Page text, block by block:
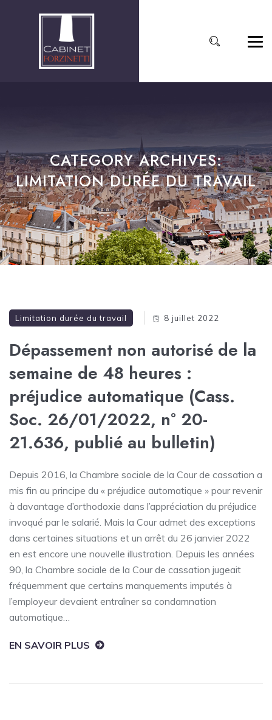
CATEGORY ARCHIVES:
LIMITATION DURÉE DU TRAVAIL
Limitation durée du travail 8 juillet 2022
Dépassement non autorisé de la
semaine de 48 heures :
préjudice automatique (Cass.
Soc. 26/01/2022, n° 20-
21.636, publié au bulletin)
Depuis 2016, la Chambre sociale de la Cour de cassation a
mis fin au principe du « préjudice automatique » pour revenir
à davantage d’orthodoxie dans l’appréciation du préjudice
invoqué par le salarié. Mais la Cour admet des exceptions
dans certaines situations et un arrêt du 26 janvier 2022
en est encore une nouvelle illustration. Depuis les années
90, la Chambre sociale de la Cour de cassation jugeait
fréquemment que certains manquements imputés à
l’employeur devaient entraîner sa condamnation
automatique…
EN SAVOIR PLUS